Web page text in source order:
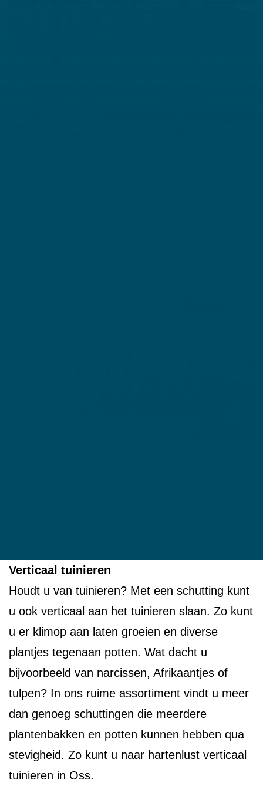
Verticaal tuinieren
Houdt u van tuinieren? Met een schutting kunt
u ook verticaal aan het tuinieren slaan. Zo kunt
u er klimop aan laten groeien en diverse
plantjes tegenaan potten. Wat dacht u
bijvoorbeeld van narcissen, Afrikaantjes of
tulpen? In ons ruime assortiment vindt u meer
dan genoeg schuttingen die meerdere
plantenbakken en potten kunnen hebben qua
stevigheid. Zo kunt u naar hartenlust verticaal
tuinieren in Oss.